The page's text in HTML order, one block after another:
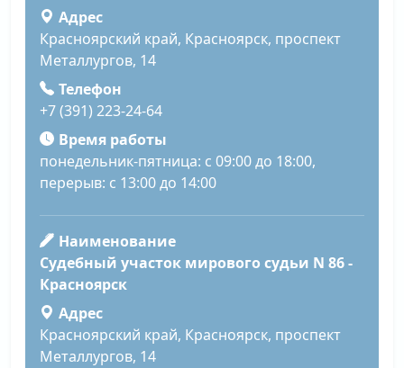
Адрес
Красноярский край, Красноярск, проспект
Металлургов, 14
Телефон
+7 (391) 223-24-64
Время работы
понедельник-пятница: с 09:00 до 18:00,
перерыв: с 13:00 до 14:00
Наименование
Судебный участок мирового судьи N 86 -
Красноярск
Адрес
Красноярский край, Красноярск, проспект
Металлургов, 14